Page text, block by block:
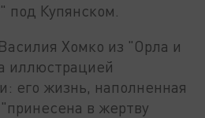
под Купянском.
Хомко из "Орла и
иллюстрацией
его жизнь, наполненная
в жертву